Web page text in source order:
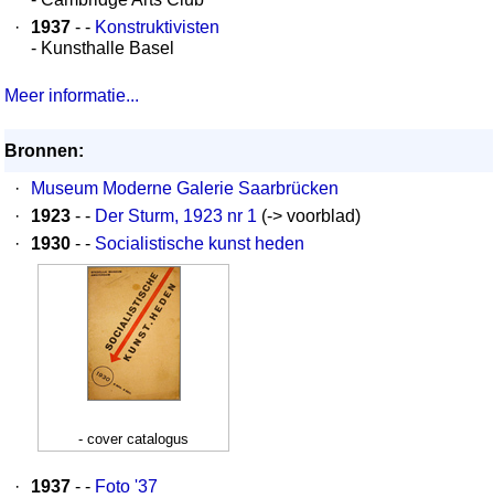
·
1937 - - Konstruktivisten
- Kunsthalle Basel
Meer informatie...
Bronnen:
·
Museum Moderne Galerie Saarbrücken
·
1923 - - Der Sturm, 1923 nr 1 (-> voorblad)
·
1930 - - Socialistische kunst heden
- cover catalogus
· 1937 - - Foto '37